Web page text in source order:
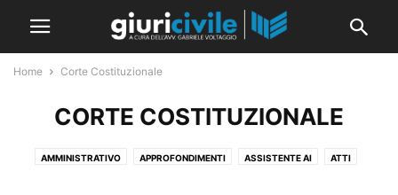
Home Corte Costituzionale
CORTE COSTITUZIONALE
AMMINISTRATIVO APPROFONDIMENTI ASSISTENTE AI ATTI